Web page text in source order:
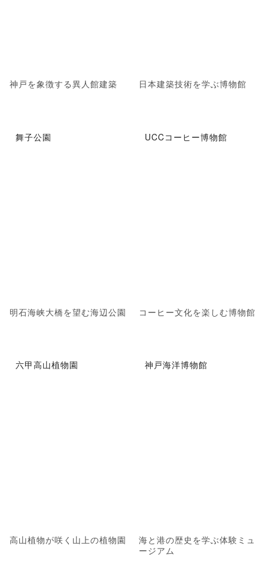
神戸を象徴する異人館建築 日本建築技術を学ぶ博物館
舞子公園
明石海峡大橋を望む海辺公園
UCCコーヒー博物館
コーヒー文化を楽しむ博物館
六甲高山植物園
高山植物が咲く山上の植物園
神戸海洋博物館
海と港の歴史を学ぶ体験ミュ
ージアム